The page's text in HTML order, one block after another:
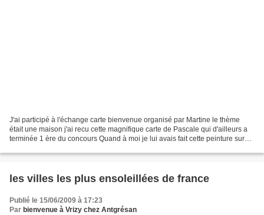
J'ai participé à l'échange carte bienvenue organisé par Martine le thème
était une maison j'ai recu cette magnifique carte de Pascale qui d'ailleurs a
terminée 1 ère du concours Quand à moi je lui avais fait cette peinture sur
les villes les plus ensoleillées de france
Publié le 15/06/2009 à 17:23
Par bienvenue à Vrizy chez Antgrésan